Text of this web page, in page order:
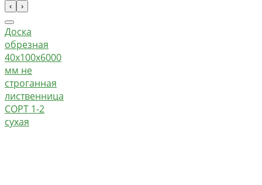
‹ ›
Доска
обрезная
40х100х6000
мм не
строганная
лиственница
СОРТ 1-2
сухая